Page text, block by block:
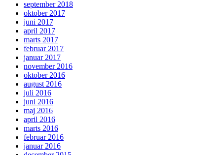
september 2018
oktober 2017
juni 2017
april 2017
marts 2017
februar 2017
januar 2017
november 2016
oktober 2016
august 2016
juli 2016
juni 2016
maj 2016
april 2016
marts 2016
februar 2016
januar 2016